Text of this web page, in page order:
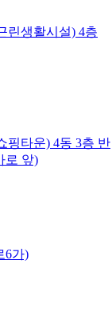
린생활시설) 4층
핑타운) 4동 3층 반
로 앞)
6가)